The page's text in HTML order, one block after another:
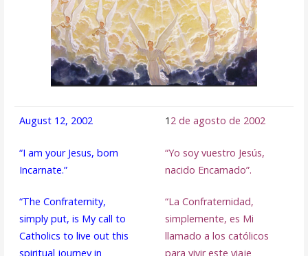
August 12, 2002
“I am your Jesus, born
Incarnate.”
“The Confraternity,
simply put, is My call to
Catholics to live out this
spiritual journey in
1 2 de agosto de 2002
“Yo soy vuestro Jesús,
nacido Encarnado”.
“La Confraternidad,
simplemente, es Mi
llamado a los católicos
para vivir este viaje